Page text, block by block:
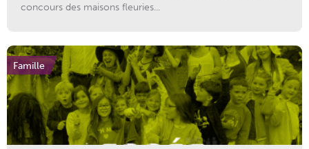
concours des maisons fleuries...
Famille